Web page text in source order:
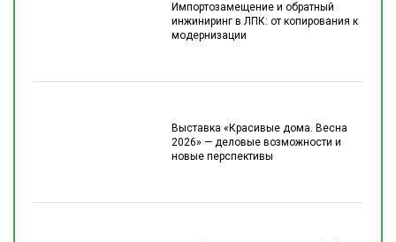
Импортозамещение и обратный
инжиниринг в ЛПК: от копирования к
модернизации
Выставка «Красивые дома. Весна
2026» — деловые возможности и
новые перспективы